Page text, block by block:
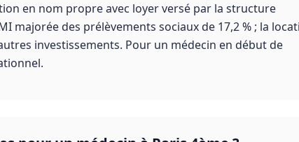
en nom propre avec loyer versé par la structure
majorée des prélèvements sociaux de 17,2 % ; la
investissements. Pour un médecin en début de